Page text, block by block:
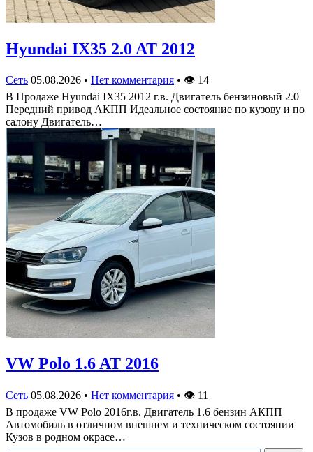
Hyundai IX35 2.0 AT 2012
Сеть 05.08.2026 • Нет комментария • 👁 14
В Продаже Hyundai IX35 2012 г.в. Двигатель бензиновый 2.0
Передний привод АКПП Идеальное состояние по кузову и по
салону Двигатель…
VW Polo 1.6 AT 2016
Сеть 05.08.2026 • Нет комментария • 👁 11
В продаже VW Polo 2016г.в. Двигатель 1.6 бензин АКПП
Автомобиль в отличном внешнем и техническом состоянии
Кузов в родном окрасе…